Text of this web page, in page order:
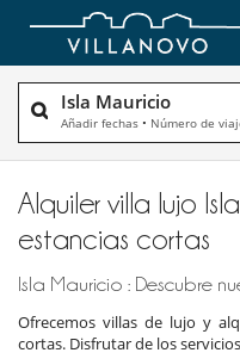
Isla Mauricio
Añadir fechas • Número de
Alquiler villa lujo
estancias cortas
Isla Mauricio : Descubre
Ofrecemos villas de lujo y
cortas. Disfrutar de los